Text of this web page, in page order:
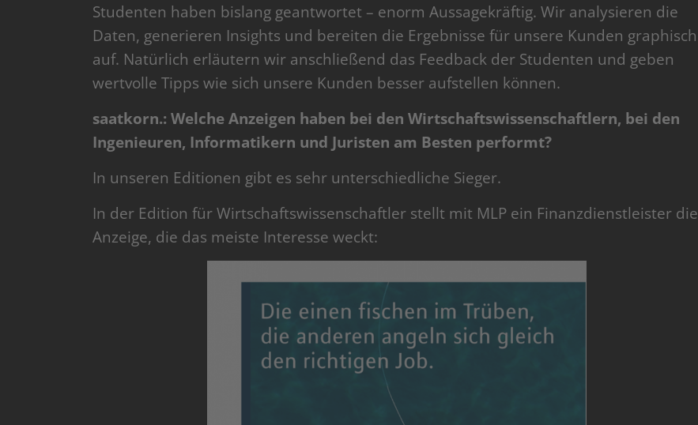
Studenten haben bislang geantwortet – enorm Aussagekräftig. Wir analysieren die
Daten, generieren Insights und bereiten die Ergebnisse für unsere Kunden graphisch
auf. Natürlich erläutern wir anschließend das Feedback der Studenten und geben
wertvolle Tipps wie sich unsere Kunden besser aufstellen können.
saatkorn.: Welche Anzeigen haben bei den Wirtschaftswissenschaftlern, bei den
Ingenieuren, Informatikern und Juristen am Besten performt?
In unseren Editionen gibt es sehr unterschiedliche Sieger.
In der Edition für Wirtschaftswissenschaftler stellt mit MLP ein Finanzdienstleister die
Anzeige, die das meiste Interesse weckt: